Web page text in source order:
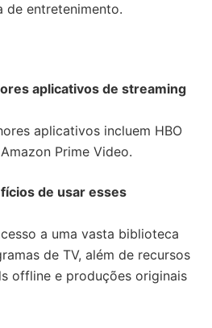
de entretenimento.
aplicativos de streaming
aplicativos incluem HBO
Prime Video.
de usar esses
a uma vasta biblioteca
de TV, além de recursos
offline e produções originais